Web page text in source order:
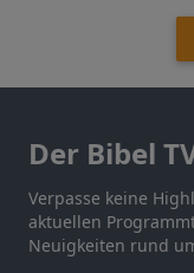
Der Bibel
Verpasse keine
aktuellen
Neuigkeiten rund